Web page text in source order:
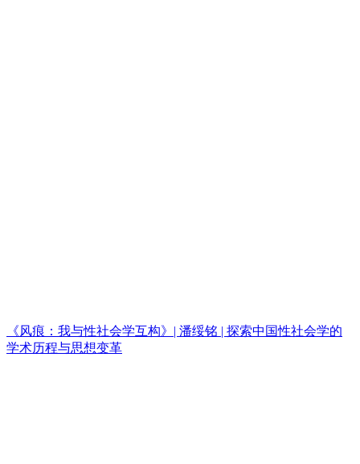
《风痕：我与性社会学互构》| 潘绥铭 | 探索中国性社会学的
学术历程与思想变革